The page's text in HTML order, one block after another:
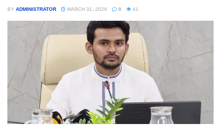
BY ADMINISTRATOR MARCH 31, 2026 0 41